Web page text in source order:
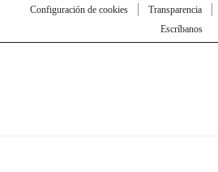
Configuración de cookies
Transparencia
Escríbanos